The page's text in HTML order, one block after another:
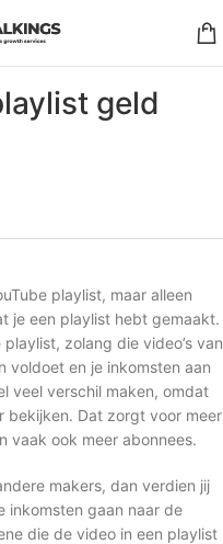
geld
playlist, maar alleen
je een playlist hebt gemaakt.
zolang die video’s van
voldoet en je inkomsten aan
veel verschil maken, omdat
bekijken. Dat zorgt voor meer
vaak ook meer abonnees.
makers, dan verdien jij
inkomsten gaan naar de
die de video in een playlist